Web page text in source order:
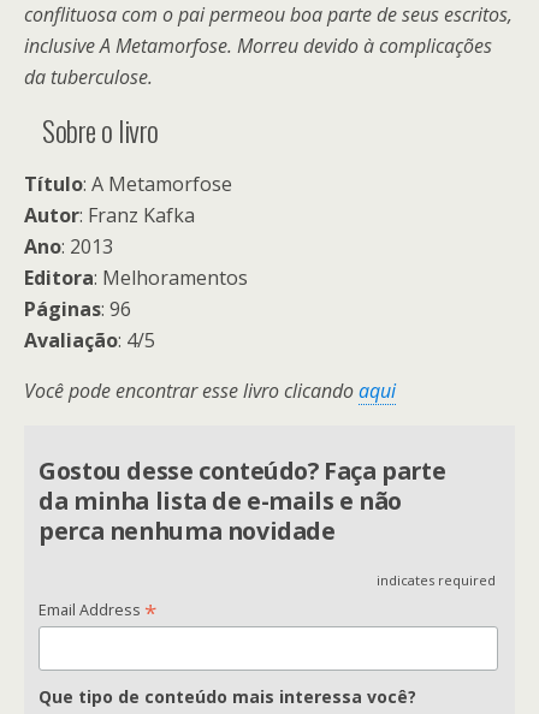
conflituosa com o pai permeou boa parte de seus escritos,
inclusive A Metamorfose. Morreu devido à complicações
da tuberculose.
Sobre o livro
Título: A Metamorfose
Autor: Franz Kafka
Ano: 2013
Editora: Melhoramentos
Páginas: 96
Avaliação: 4/5
Você pode encontrar esse livro clicandoaqui
Gostou desse conteúdo? Faça parte
da minha lista de e-mails e não
perca nenhuma novidade
indicates required
Email Address *
Que tipo de conteúdo mais interessa você?